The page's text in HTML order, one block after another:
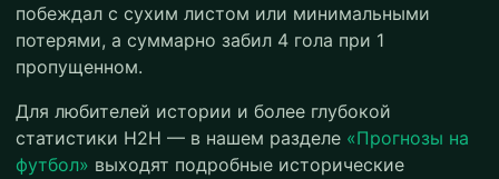
побеждал с сухим листом или минимальными
потерями, а суммарно забил 4 гола при 1
пропущенном.
Для любителей истории и более глубокой
статистики H2H — в нашем разделе «Прогнозы на
футбол» выходят подробные исторические